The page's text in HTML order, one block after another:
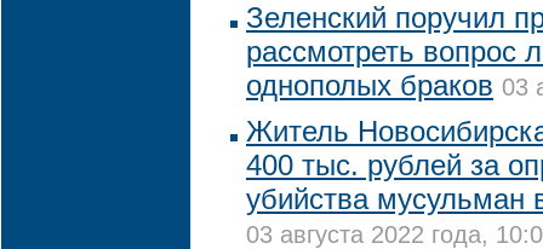
Зеленский поручил
рассмотреть вопрос
однополых браков 03
Житель
400 тыс. рублей за
убийства мусульман
03 августа 2022 года,